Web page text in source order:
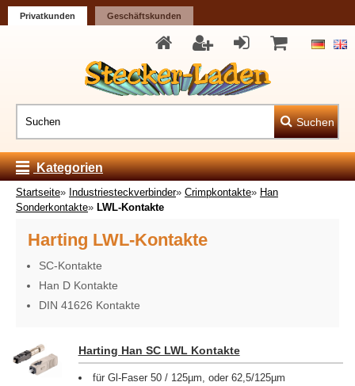
Privatkunden Geschäftskunden
Suchen
Kategorien
Startseite» Industriesteckverbinder» Crimpkontakte» Han
Sonderkontakte» LWL-Kontakte
Harting LWL-Kontakte
SC-Kontakte
Han D Kontakte
DIN 41626 Kontakte
Harting Han SC LWL Kontakte
für Gl-Faser 50 / 125µm, oder 62,5/125µm